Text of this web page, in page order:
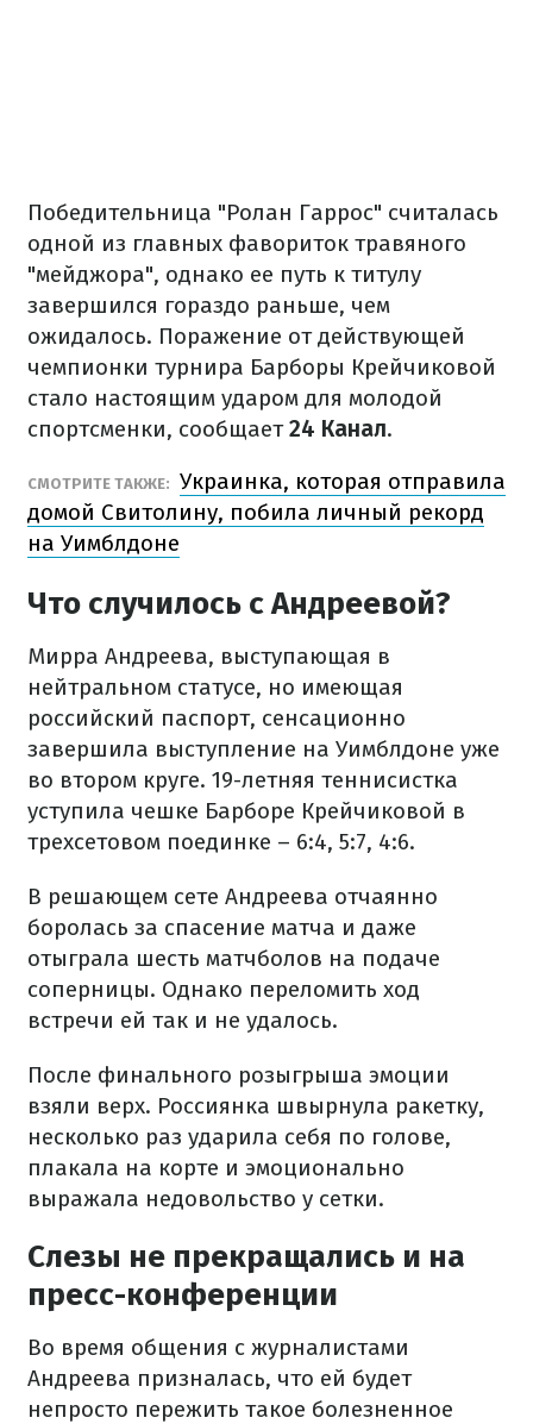
Победительница "Ролан Гаррос" считалась
одной из главных фавориток травяного
"мейджора", однако ее путь к титулу
завершился гораздо раньше, чем
ожидалось. Поражение от действующей
чемпионки турнира Барборы Крейчиковой
стало настоящим ударом для молодой
спортсменки, сообщает24 Канал.
СМОТРИТЕ ТАКЖЕ: Украинка, которая отправила
домой Свитолину, побила личный рекорд
на Уимблдоне
Что случилось с Андреевой?
Мирра Андреева, выступающая в
нейтральном статусе, но имеющая
российский паспорт, сенсационно
завершила выступление на Уимблдоне уже
во втором круге. 19-летняя теннисистка
уступила чешке Барборе Крейчиковой в
трехсетовом поединке – 6:4, 5:7, 4:6.
В решающем сете Андреева отчаянно
боролась за спасение матча и даже
отыграла шесть матчболов на подаче
соперницы. Однако переломить ход
встречи ей так и не удалось.
После финального розыгрыша эмоции
взяли верх. Россиянка швырнула ракетку,
несколько раз ударила себя по голове,
плакала на корте и эмоционально
выражала недовольство у сетки.
Слезы не прекращались и на
пресс-конференции
Во время общения с журналистами
Андреева призналась, что ей будет
непросто пережить такое болезненное